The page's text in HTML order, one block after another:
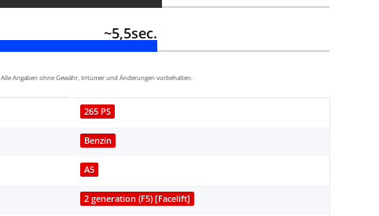
~5,5sec.
Alle Angaben ohne Gewähr, Irrtümer und Änderungen vorbehalten.
265 PS
Benzin
A5
2 generation (F5) [Facelift]